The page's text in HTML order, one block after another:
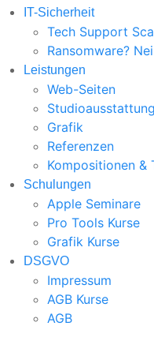
IT-Sicherheit
Tech Support
Ransomware?
Leistungen
Web-Seiten
Studioausstattung
Grafik
Referenzen
Kompositionen &
Schulungen
Apple Seminare
Pro Tools Kurse
Grafik Kurse
DSGVO
Impressum
AGB Kurse
AGB